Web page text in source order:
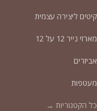
קיטים ליצירה עצמית
מארזי נייר 12 על 12
אביזרים
מעטפות
כל הקטגוריות →